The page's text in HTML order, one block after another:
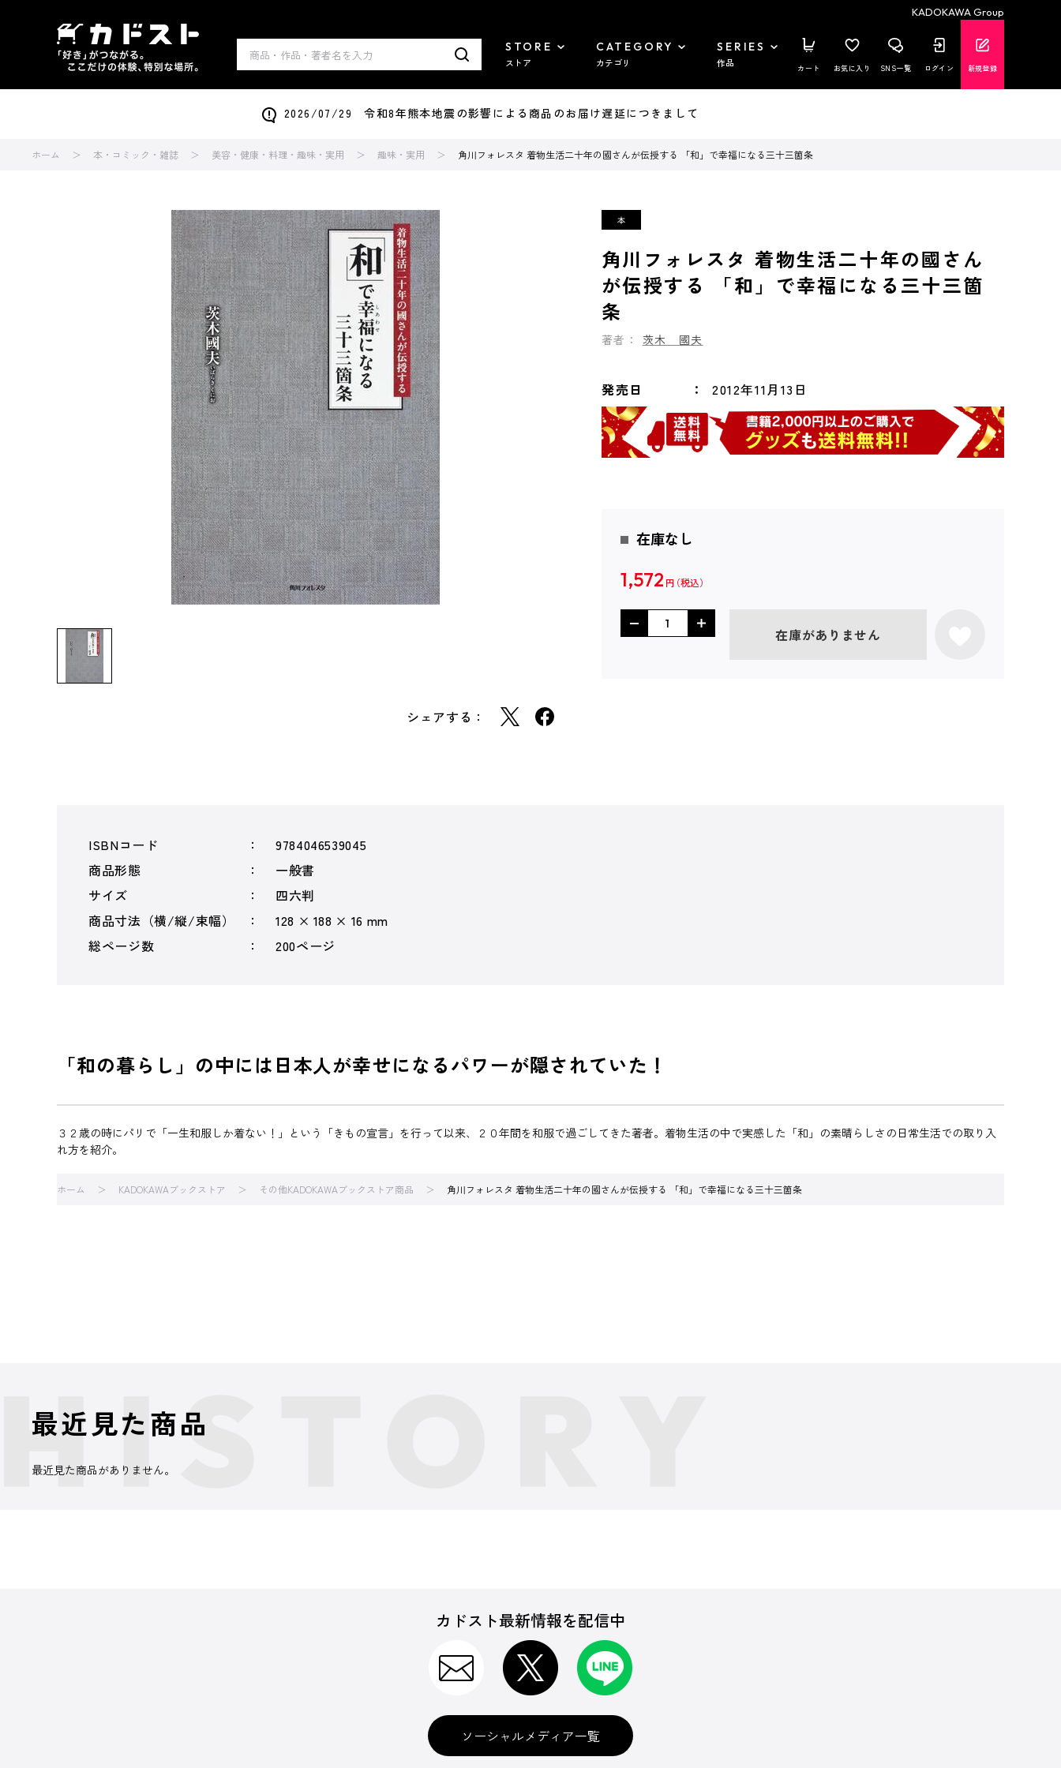
KADOKAWA Group
STORE
ストア
CATEGORY
カテゴリ
SERIES
作品 カート お気に入り SNS一覧 ログイン 新規登録
2026/07/29 令和8年熊本地震の影響による商品のお届け遅延につきまして
ホーム 本・コミック・雑誌 美容・健康・料理・趣味・実用 趣味・実用 角川フォレスタ 着物生活二十年の國さんが伝授する 「和」で幸福になる三十三箇条
シェアする：
角川フォレスタ 着物生活二十年の國さん
が伝授する 「和」で幸福になる三十三箇
条
著者： 茨木 國夫
発売日 2012年11月13日
在庫なし
1,572 円
在庫がありません
ISBNコード
9784046539045
商品形態
一般書
サイズ
四六判
商品寸法（横/縦/束幅）
128 × 188 × 16 mm
総ページ数
200ページ
「和の暮らし」の中には日本人が幸せになるパワーが隠されていた！
３２歳の時にパリで「一生和服しか着ない！」という「きもの宣言」を行って以来、２０年間を和服で過ごしてきた著者。着物生活の中で実感した「和」の素晴らしさの日常生活での取り入
れ方を紹介。
ホーム KADOKAWAブックストア その他KADOKAWAブックストア商品 角川フォレスタ 着物生活二十年の國さんが伝授する 「和」で幸福になる三十三箇条
最近見た商品
最近見た商品がありません。
カドスト最新情報を配信中
ソーシャルメディア一覧